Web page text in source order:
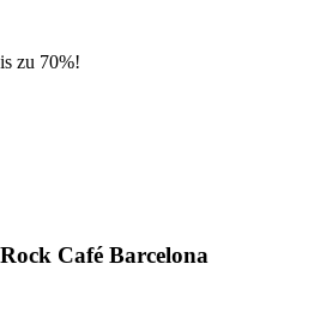
zu 70%!
Café Barcelona